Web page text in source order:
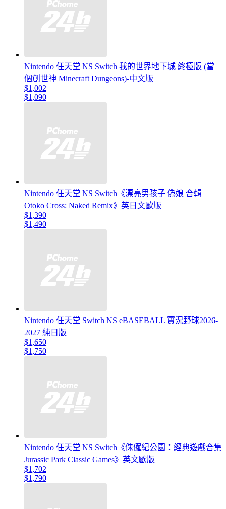
Nintendo 任天堂 NS Switch 我的世界地下城 終極版 (當
個創世神 Minecraft Dungeons)-中文版
$1,002
$1,090
Nintendo 任天堂 NS Switch《漂亮男孩子 偽娘 合輯
Otoko Cross: Naked Remix》英日文歐版
$1,390
$1,490
Nintendo 任天堂 Switch NS eBASEBALL 實況野球2026-
2027 純日版
$1,650
$1,750
Nintendo 任天堂 NS Switch《侏儸紀公園：經典遊戲合集
Jurassic Park Classic Games》英文歐版
$1,702
$1,790